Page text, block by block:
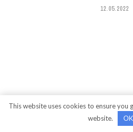
12.05.2022
This website uses cookies to ensure you
website.
OK